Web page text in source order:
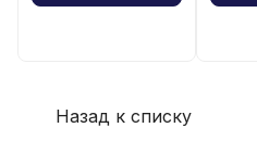
Назад к списку